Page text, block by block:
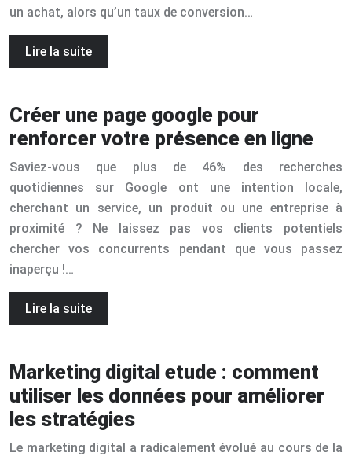
un achat, alors qu’un taux de conversion…
Lire la suite
Créer une page google pour
renforcer votre présence en ligne
Saviez-vous que plus de 46% des recherches
quotidiennes sur Google ont une intention locale,
cherchant un service, un produit ou une entreprise à
proximité ? Ne laissez pas vos clients potentiels
chercher vos concurrents pendant que vous passez
inaperçu !…
Lire la suite
Marketing digital etude : comment
utiliser les données pour améliorer
les stratégies
Le marketing digital a radicalement évolué au cours de la